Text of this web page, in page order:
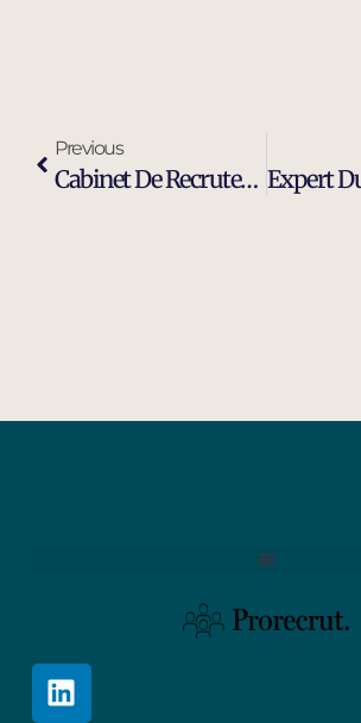
Previous
Cabinet De Recrutement Ingénieur Maintenance Industrielle À Sophia Antipolis